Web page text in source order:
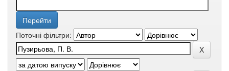
Поточні фільтри: